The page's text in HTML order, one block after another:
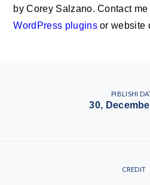
by Corey Salzano. Contact me
WordPress pluginsor website
PIBLISHI
30,
CREDIT